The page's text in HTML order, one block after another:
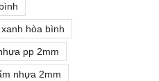
hòa bình
pp 2mm
nhựa 2mm